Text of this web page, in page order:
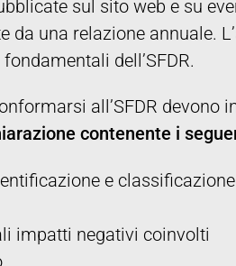
sul sito web e su
una relazione annuale.
dell’SFDR.
all’SFDR devono
contenente i
e
impatti negativi coinvolti